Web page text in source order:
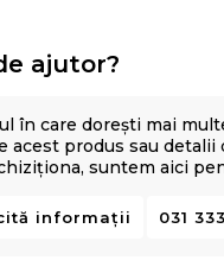
ajutor?
în care dorești mai
acest produs sau detalii
suntem aici
informații 031